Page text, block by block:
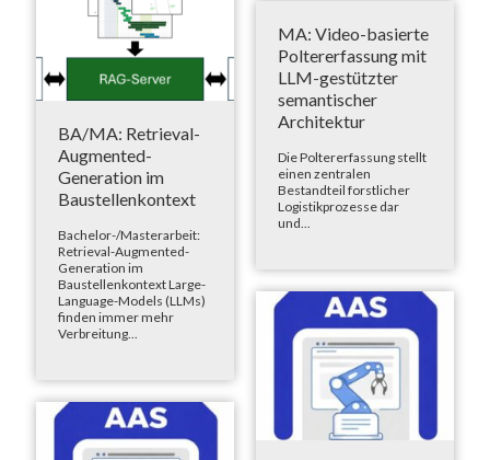
BA/MA: Retrieval-
Augmented-
Generation im
Baustellenkontext
Bachelor-/Masterarbeit:
Retrieval-Augmented-
Generation im
Baustellenkontext Large-
Language-Models (LLMs)
finden immer mehr
Verbreitung...
MA: Video-basierte
Poltererfassung mit
LLM-gestützter
semantischer
Architektur
Die Poltererfassung stellt
einen zentralen
Bestandteil forstlicher
Logistikprozesse dar
und...